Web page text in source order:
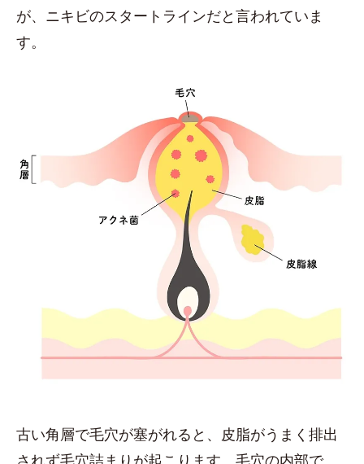
が、ニキビのスタートラインだと言われていま
す。
古い角層で毛穴が塞がれると、皮脂がうまく排出
されず毛穴詰まりが起こります。毛穴の内部で